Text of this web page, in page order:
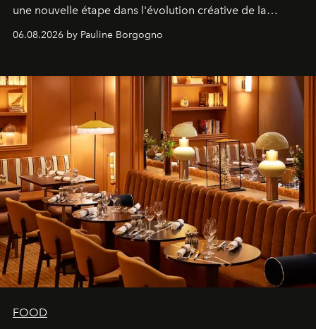
une nouvelle étape dans l'évolution créative de la
06.08.2026 by Pauline Borgogno
FOOD